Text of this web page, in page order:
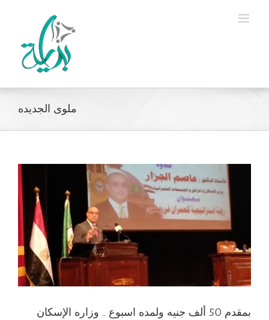
ملوى الجديده
بمقدم 50 ألف جنيه ولمده اسبوع .. وزاره الإسكان